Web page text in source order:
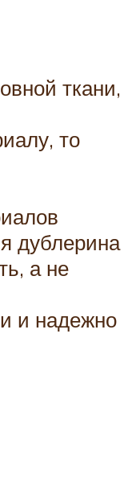
ткани,
то
дублерина
а не
и надежно